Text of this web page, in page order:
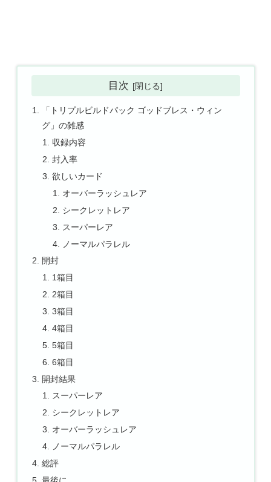
目次
「トリプルビルドパック ゴッドブレス・ウィン
グ」の雑感
収録内容
封入率
欲しいカード
オーバーラッシュレア
シークレットレア
スーパーレア
ノーマルパラレル
開封
1箱目
2箱目
3箱目
4箱目
5箱目
6箱目
開封結果
スーパーレア
シークレットレア
オーバーラッシュレア
ノーマルパラレル
総評
最後に